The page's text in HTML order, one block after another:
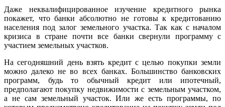
Даже неквалифицированное изучение кредитного рынка
покажет, что банки абсолютно не готовы к кредитованию
населения под залог земельного участка. Так как с началом
кризиса в стране почти все банки свернули программу с
участием земельных участков.
На сегодняшний день взять кредит с целью покупки земли
можно далеко не во всех банках. Большинство банковских
программ, будь то обычный кредит или ипотечный,
предполагают покупку недвижимости с земельным участком,
а не сам земельный участок. Или же есть программы, по